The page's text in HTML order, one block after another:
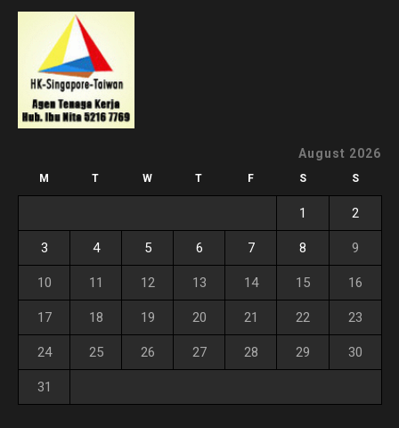
August 2026
M T W T F S S
1 2
3 4 5 6 7 8 9
10 11 12 13 14 15 16
17 18 19 20 21 22 23
24 25 26 27 28 29 30
31